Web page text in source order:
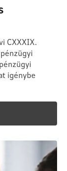
CXXXIX.
igénybe